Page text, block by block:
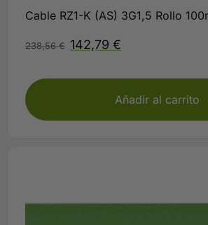
Cable RZ1-K (AS) 3G1,5 Rollo
238,56€ 142,79 €
Añadir al carrito